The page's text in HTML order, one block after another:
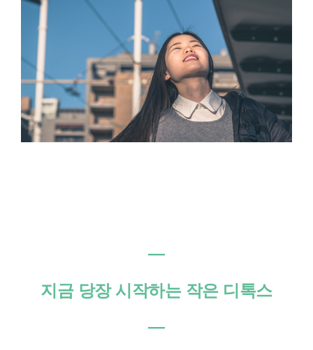
―
지금 당장 시작하는 작은 디톡스
―